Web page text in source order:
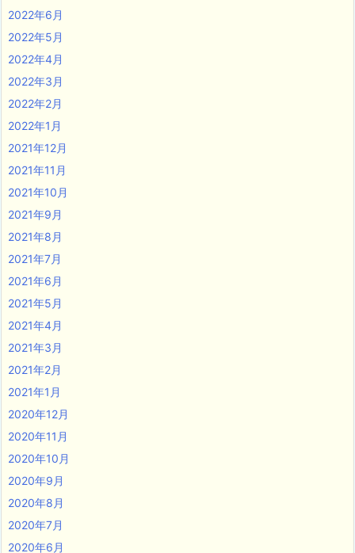
2022年6月
2022年5月
2022年4月
2022年3月
2022年2月
2022年1月
2021年12月
2021年11月
2021年10月
2021年9月
2021年8月
2021年7月
2021年6月
2021年5月
2021年4月
2021年3月
2021年2月
2021年1月
2020年12月
2020年11月
2020年10月
2020年9月
2020年8月
2020年7月
2020年6月